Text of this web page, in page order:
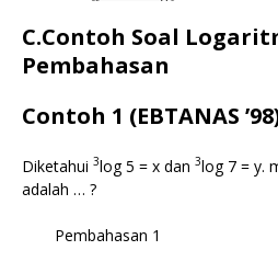
C.Contoh Soal
Pembahasan
Contoh 1 (EBTANAS
Diketahui 3log 5 = x dan 3log 7 = y.
adalah … ?
Pembahasan 1